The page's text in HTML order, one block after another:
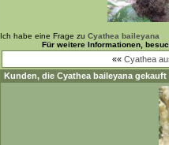
Ich habe eine Frage zu Cyathea baileyana
Für weitere Informationen,
«« Cyathea
Kunden, die Cyathea baileyana gekauft